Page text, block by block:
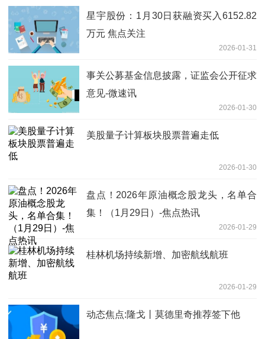
星宇股份：1月30日获融资买入6152.82
万元 焦点关注
2026-01-31
事关公募基金信息披露，证监会公开征求
意见-微速讯
2026-01-30
美股量子计算板块股票普遍走低
2026-01-30
盘点！2026年原油概念股龙头，名单合
集！（1月29日）-焦点热讯
2026-01-29
桂林机场持续新增、加密航线航班
2026-01-29
动态焦点:隆戈丨莫德里奇推荐签下他